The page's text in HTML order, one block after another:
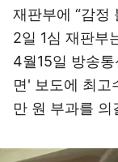
재판부에 “감정
2일 1심 재판부
4월15일 방송
면' 보도에 최
만 원 부과를 의